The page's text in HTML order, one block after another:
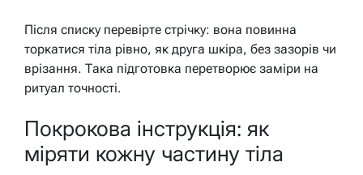
Після списку перевірте стрічку: вона повинна
торкатися тіла рівно, як друга шкіра, без зазорів чи
врізання. Така підготовка перетворює заміри на
ритуал точності.
Покрокова інструкція: як
міряти кожну частину тіла